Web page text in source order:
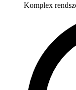
Komplex